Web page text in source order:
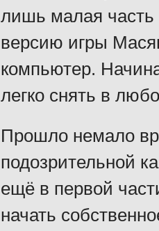
лишь малая часть
версию игры
компьютер.
легко снять в
Прошло немало
подозрительной
ещё в первой
начать